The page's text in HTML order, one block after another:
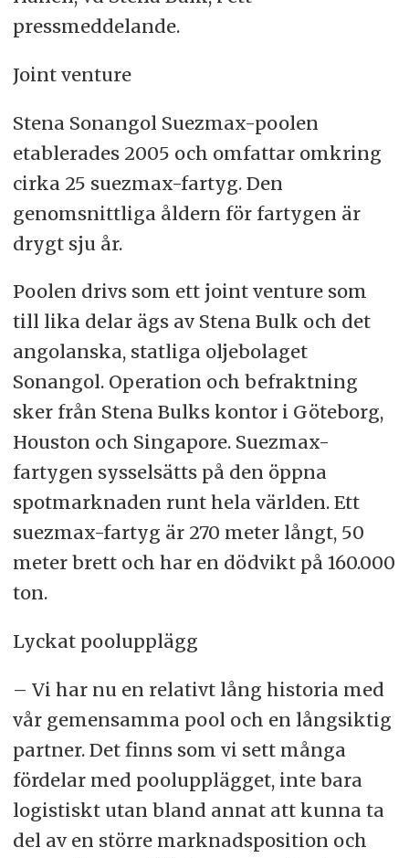
pressmeddelande.
Joint venture
Stena Sonangol Suezmax-poolen
etablerades 2005 och omfattar omkring
cirka 25 suezmax-fartyg. Den
genomsnittliga åldern för fartygen är
drygt sju år.
Poolen drivs som ett joint venture som
till lika delar ägs av Stena Bulk och det
angolanska, statliga oljebolaget
Sonangol. Operation och befraktning
sker från Stena Bulks kontor i Göteborg,
Houston och Singapore. Suezmax-
fartygen sysselsätts på den öppna
spotmarknaden runt hela världen. Ett
suezmax-fartyg är 270 meter långt, 50
meter brett och har en dödvikt på 160.000
ton.
Lyckat poolupplägg
– Vi har nu en relativt lång historia med
vår gemensamma pool och en långsiktig
partner. Det finns som vi sett många
fördelar med poolupplägget, inte bara
logistiskt utan bland annat att kunna ta
del av en större marknadsposition och